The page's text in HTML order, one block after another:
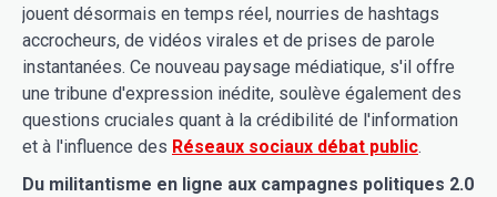
jouent désormais en temps réel, nourries de hashtags
accrocheurs, de vidéos virales et de prises de parole
instantanées. Ce nouveau paysage médiatique, s'il offre
une tribune d'expression inédite, soulève également des
questions cruciales quant à la crédibilité de l'information
et à l'influence des Réseaux sociaux débat public.
Du militantisme en ligne aux campagnes politiques 2.0